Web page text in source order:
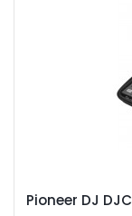
Pioneer DJ